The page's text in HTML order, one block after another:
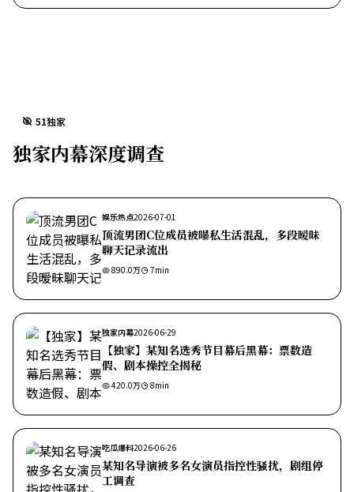
51独家
独家内幕深度调查
娱乐热点2026-07-01
顶流男团C位成员被曝私生活混乱，多段暧昧
聊天记录流出
890.0万 7min
独家内幕2026-06-29
【独家】某知名选秀节目幕后黑幕：票数造
假、剧本操控全揭秘
420.0万 8min
吃瓜爆料2026-06-26
某知名导演被多名女演员指控性骚扰，剧组停
工调查